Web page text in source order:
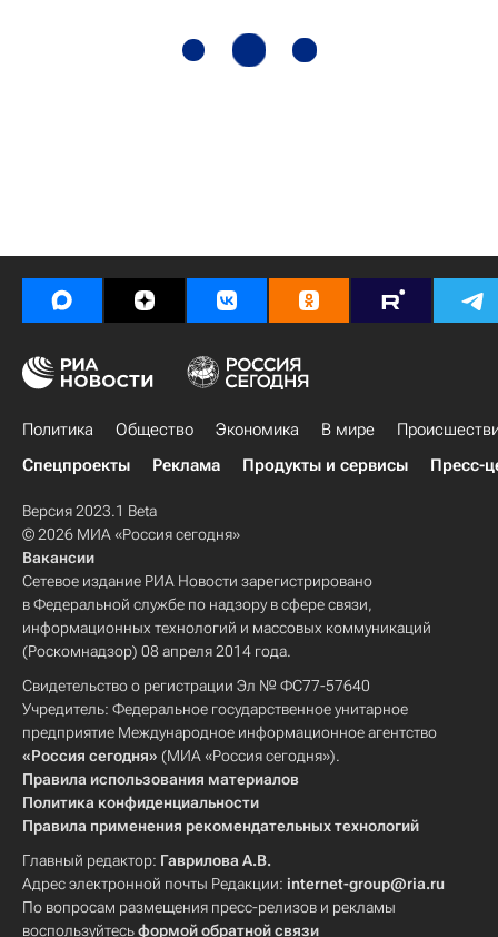
Политика Общество Экономика В мире
Спецпроекты
Реклама Продукты и сервисы Пресс-
Версия 2023.1 Beta
© 2026 МИА «Россия сегодня»
Вакансии
Сетевое издание РИА Новости зарегистрировано
в Федеральной службе по надзору в сфере связи,
информационных технологий и массовых коммуникаций
(Роскомнадзор) 08 апреля 2014 года.
Свидетельство о регистрации Эл № ФС77-57640
Учредитель: Федеральное государственное унитарное
предприятие Международное информационное агентство
«Россия сегодня» (МИА «Россия сегодня»).
Правила использования материалов
Политика конфиденциальности
Правила применения рекомендательных технологий
Главный редактор: Гаврилова А.В.
Адрес электронной почты Редакции: internet-group@ria.ru
По вопросам размещения пресс-релизов и рекламы
воспользуйтесьформой обратной связи